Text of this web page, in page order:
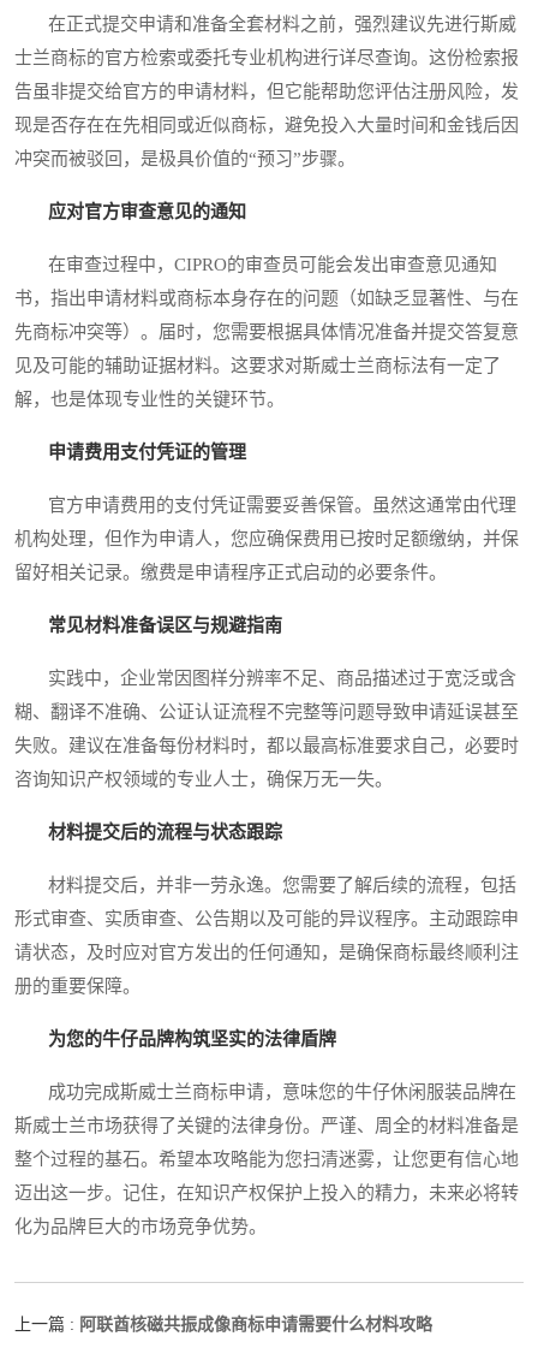
在正式提交申请和准备全套材料之前，强烈建议先进行斯威
士兰商标的官方检索或委托专业机构进行详尽查询。这份检索报
告虽非提交给官方的申请材料，但它能帮助您评估注册风险，发
现是否存在在先相同或近似商标，避免投入大量时间和金钱后因
冲突而被驳回，是极具价值的“预习”步骤。
应对官方审查意见的通知
在审查过程中，CIPRO的审查员可能会发出审查意见通知
书，指出申请材料或商标本身存在的问题（如缺乏显著性、与在
先商标冲突等）。届时，您需要根据具体情况准备并提交答复意
见及可能的辅助证据材料。这要求对斯威士兰商标法有一定了
解，也是体现专业性的关键环节。
申请费用支付凭证的管理
官方申请费用的支付凭证需要妥善保管。虽然这通常由代理
机构处理，但作为申请人，您应确保费用已按时足额缴纳，并保
留好相关记录。缴费是申请程序正式启动的必要条件。
常见材料准备误区与规避指南
实践中，企业常因图样分辨率不足、商品描述过于宽泛或含
糊、翻译不准确、公证认证流程不完整等问题导致申请延误甚至
失败。建议在准备每份材料时，都以最高标准要求自己，必要时
咨询知识产权领域的专业人士，确保万无一失。
材料提交后的流程与状态跟踪
材料提交后，并非一劳永逸。您需要了解后续的流程，包括
形式审查、实质审查、公告期以及可能的异议程序。主动跟踪申
请状态，及时应对官方发出的任何通知，是确保商标最终顺利注
册的重要保障。
为您的牛仔品牌构筑坚实的法律盾牌
成功完成斯威士兰商标申请，意味您的牛仔休闲服装品牌在
斯威士兰市场获得了关键的法律身份。严谨、周全的材料准备是
整个过程的基石。希望本攻略能为您扫清迷雾，让您更有信心地
迈出这一步。记住，在知识产权保护上投入的精力，未来必将转
化为品牌巨大的市场竞争优势。
上一篇 : 阿联酋核磁共振成像商标申请需要什么材料攻略